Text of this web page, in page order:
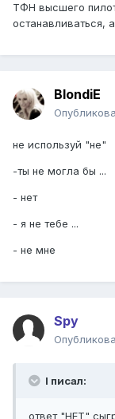
ТФН высшего
останавливаться,
BlondiE
не используй "не"
-ты не могла бы ...
- нет
- я не тебе ...
- не мне
Spy
I писал:
ответ "НЕТ"